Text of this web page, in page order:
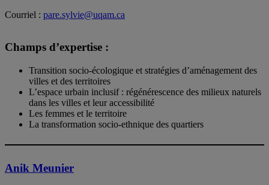
Courriel : pare.sylvie@uqam.ca
Champs d’expertise :
Transition socio-écologique et stratégies d’aménagement des
villes et des territoires
L’espace urbain inclusif : régénérescence des milieux naturels
dans les villes et leur accessibilité
Les femmes et le territoire
La transformation socio-ethnique des quartiers
Anik Meunier